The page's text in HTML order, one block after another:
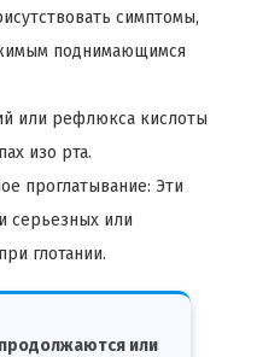
симптомы,
поднимающимся
или рефлюкса кислоты
изо рта.
проглатывание: Эти
серьезных или
глотании.
продолжаются или